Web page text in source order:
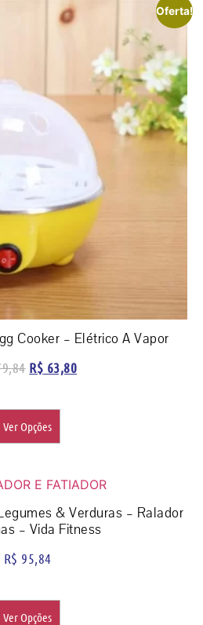
Oferta!
Cooker – Elétrico A Vapor
R$ 63,80
Ver Opções
& Verduras – Ralador
– Vida Fitness
R$ 95,84
Ver Opções